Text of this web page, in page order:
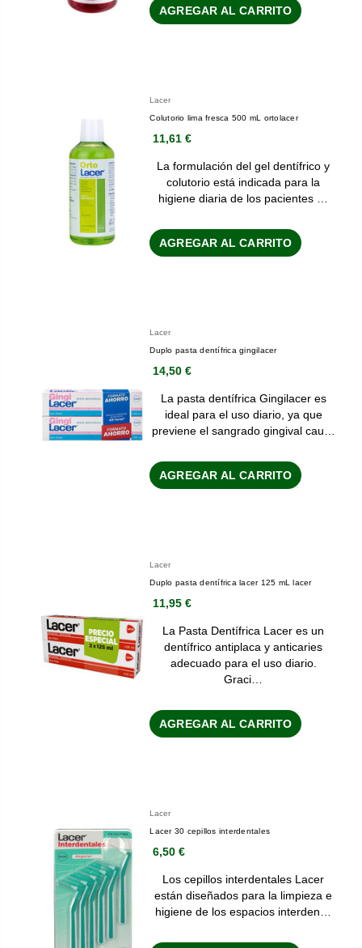
AGREGAR AL CARRITO
Lacer
Colutorio lima fresca 500 mL ortolacer
11,61 €
La formulación del gel dentífrico y
colutorio está indicada para la
higiene diaria de los pacientes …
AGREGAR AL CARRITO
Lacer
Duplo pasta dentífrica gingilacer
14,50 €
La pasta dentífrica Gingilacer es
ideal para el uso diario, ya que
previene el sangrado gingival cau…
AGREGAR AL CARRITO
Lacer
Duplo pasta dentífrica lacer 125 mL lacer
11,95 €
La Pasta Dentífrica Lacer es un
dentífrico antiplaca y anticaries
adecuado para el uso diario.
Graci…
AGREGAR AL CARRITO
Lacer
Lacer 30 cepillos interdentales
6,50 €
Los cepillos interdentales Lacer
están diseñados para la limpieza e
higiene de los espacios interden…